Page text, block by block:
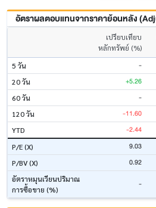
อัตราผลตอบแทนจากราคาย้อนหลัง
เปรียบเทียบ
หลักทรัพย์ (%)
5 วัน
-
20 วัน +5.26
60 วัน -
120 วัน -11.60
YTD -2.44
P/E (X) 9.03
P/BV (X) 0.92
อัตราหมุนเวียนปริมาณ
การซื้อขาย (%)
-